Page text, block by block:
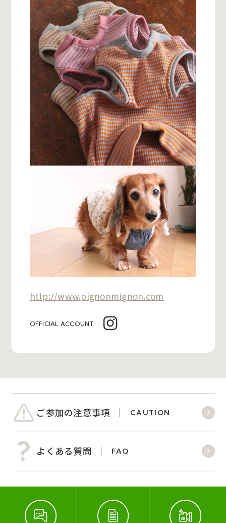
http://www.pignonmignon.com
OFFICIAL ACCOUNT
ご参加の注意事項 CAUTION
よくある質問 FAQ